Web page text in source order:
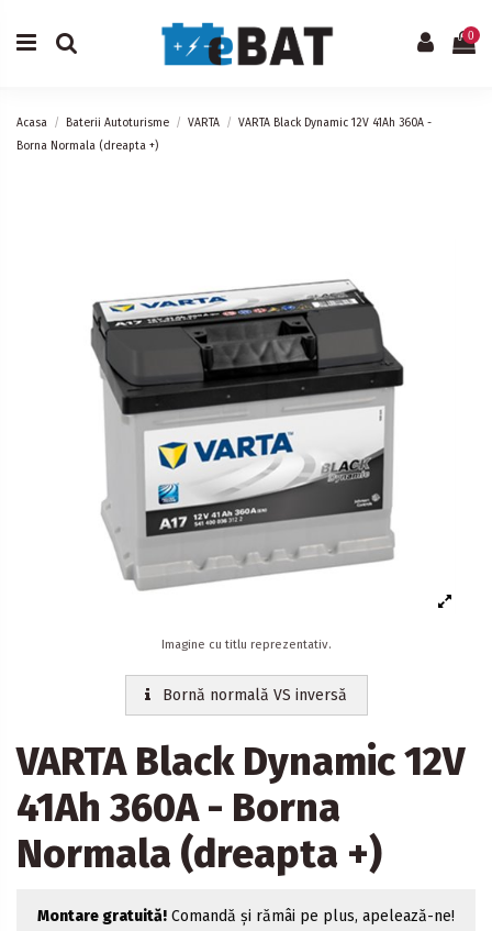
0
Acasa Baterii Autoturisme VARTA
VARTA Black Dynamic 12V 41Ah 360A -
Borna Normala (dreapta +)
Imagine cu titlu reprezentativ.
Bornă normală VS inversă
VARTA Black Dynamic 12V
41Ah 360A - Borna
Normala (dreapta +)
Montare gratuită! Comandă și rămâi pe plus, apelează-ne!